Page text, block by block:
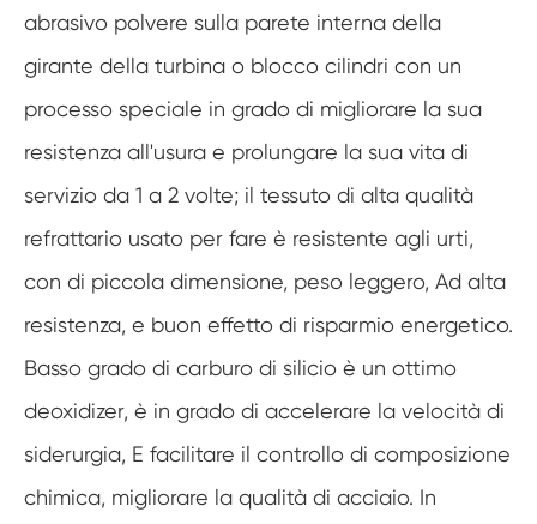
abrasivo polvere sulla parete interna della
girante della turbina o blocco cilindri con un
processo speciale in grado di migliorare la sua
resistenza all'usura e prolungare la sua vita di
servizio da 1 a 2 volte; il tessuto di alta qualità
refrattario usato per fare è resistente agli urti,
con di piccola dimensione, peso leggero, Ad alta
resistenza, e buon effetto di risparmio energetico.
Basso grado di carburo di silicio è un ottimo
deoxidizer, è in grado di accelerare la velocità di
siderurgia, E facilitare il controllo di composizione
chimica, migliorare la qualità di acciaio. In